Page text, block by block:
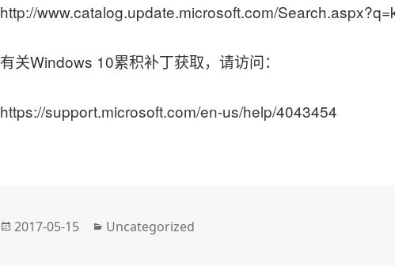
http://www.catalog.update.microsoft.com/
有关Windows 10累积补丁获取，请访问：
https://support.microsoft.com/en-us/help/4043454
发
2017-05-15
分
Uncategorized